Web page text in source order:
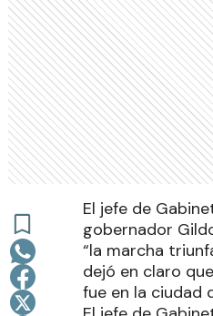
El jefe de
gobernador
“la marcha
dejó en claro
fue en la ciudad